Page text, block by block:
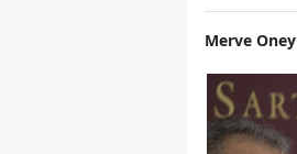
Merve Oney